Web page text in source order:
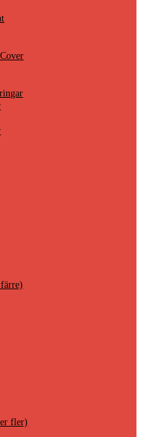
fler)